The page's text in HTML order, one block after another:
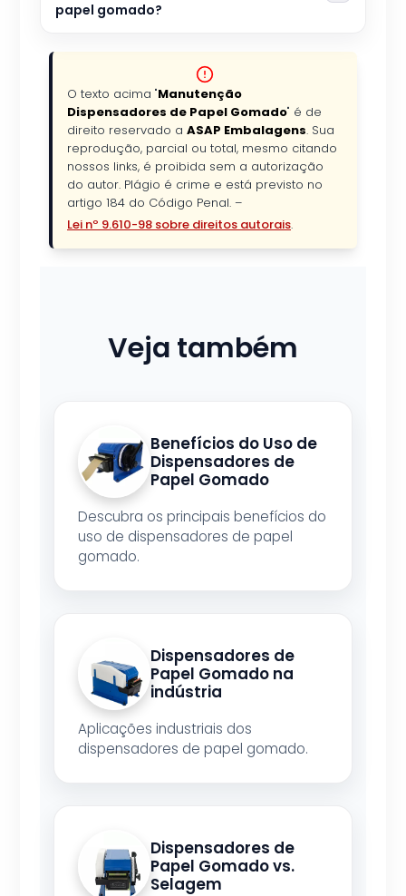
papel gomado?
O texto acima "Manutenção
Dispensadores de Papel Gomado" é de
direito reservado a ASAP Embalagens. Sua
reprodução, parcial ou total, mesmo citando
nossos links, é proibida sem a autorização
do autor. Plágio é crime e está previsto no
artigo 184 do Código Penal. –
Lei nº 9.610-98 sobre direitos autorais.
Veja também
Benefícios do Uso de
Dispensadores de
Papel Gomado
Descubra os principais benefícios do
uso de dispensadores de papel
gomado.
Dispensadores de
Papel Gomado na
indústria
Aplicações industriais dos
dispensadores de papel gomado.
Dispensadores de
Papel Gomado vs.
Selagem